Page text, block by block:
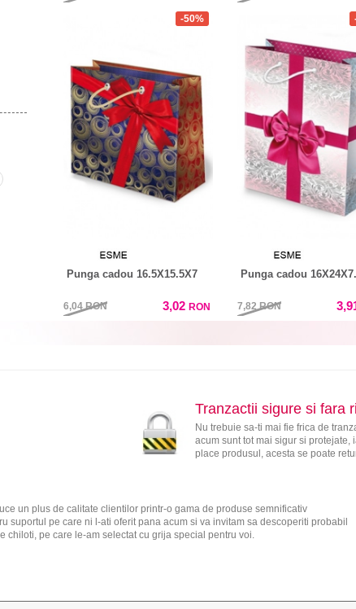
-50%
Punga cadou 16.5X15.5X7
6,04RON 3,02 RON
Punga cadou
7,82RON
Tranzactii sigure si fara
Nu trebuie sa-ti mai fie frica de
acum sunt tot mai sigur si protejate,
place produsul, acesta se poate
un plus de calitate clientilor printr-o gama de produse semnificativ
suportul pe care ni l-ati oferit pana acum si va invitam sa descoperiti probabil
chiloti, pe care le-am selectat cu grija special pentru voi.